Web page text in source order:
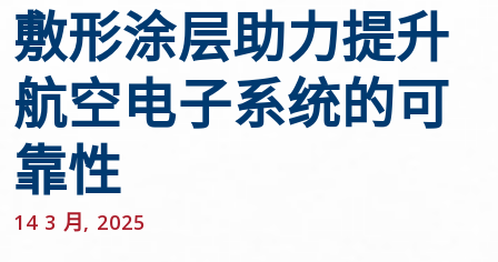
敷形涂层助力提升
航空电子系统的可
靠性
14 3 月, 2025